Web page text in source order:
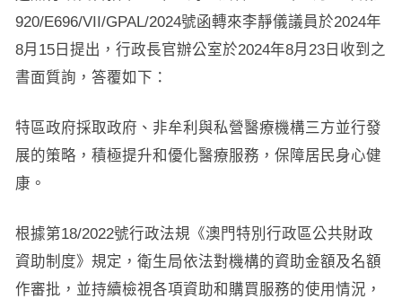
920/E696/VII/GPAL/2024號函轉來李靜儀議員於2024年
8月15日提出，行政長官辦公室於2024年8月23日收到之
書面質詢，答覆如下：
特區政府採取政府、非牟利與私營醫療機構三方並行發
展的策略，積極提升和優化醫療服務，保障居民身心健
康。
根據第18/2022號行政法規《澳門特別行政區公共財政
資助制度》規定，衛生局依法對機構的資助金額及名額
作審批，並持續檢視各項資助和購買服務的使用情況，